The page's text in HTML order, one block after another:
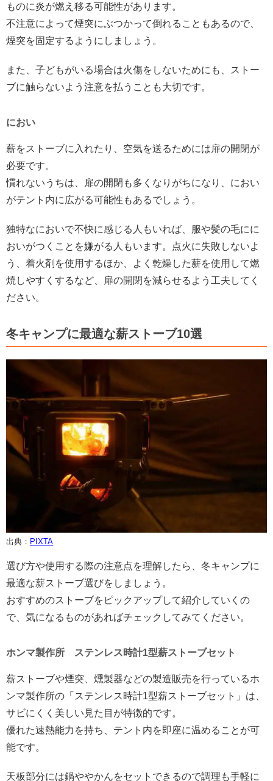
ものに炎が燃え移る可能性があります。
不注意によって煙突にぶつかって倒れることもあるので、
煙突を固定するようにしましょう。
また、子どもがいる場合は火傷をしないためにも、ストー
ブに触らないよう注意を払うことも大切です。
におい
薪をストーブに入れたり、空気を送るためには扉の開閉が
必要です。
慣れないうちは、扉の開閉も多くなりがちになり、におい
がテント内に広がる可能性もあるでしょう。
独特なにおいで不快に感じる人もいれば、服や髪の毛にに
おいがつくことを嫌がる人もいます。点火に失敗しないよ
う、着火剤を使用するほか、よく乾燥した薪を使用して燃
焼しやすくするなど、扉の開閉を減らせるよう工夫してく
ださい。
冬キャンプに最適な薪ストーブ10選
出典： PIXTA
選び方や使用する際の注意点を理解したら、冬キャンプに
最適な薪ストーブ選びをしましょう。
おすすめのストーブをピックアップして紹介していくの
で、気になるものがあればチェックしてみてください。
ホンマ製作所 ステンレス時計1型薪ストーブセット
薪ストーブや煙突、燻製器などの製造販売を行っているホ
ンマ製作所の「ステンレス時計1型薪ストーブセット」は、
サビにくく美しい見た目が特徴的です。
優れた速熱能力を持ち、テント内を即座に温めることが可
能です。
天板部分には鍋ややかんをセットできるので調理も手軽に